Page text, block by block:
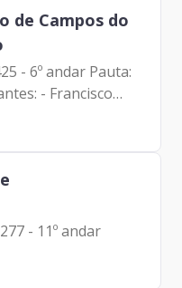
de Campos do
- 6º andar Pauta:
SP - Carlos
| Prefeitura...
- 11º andar